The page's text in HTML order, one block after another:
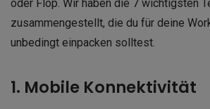
oder Flop. Wir haben die 7 wichtigsten
zusammengestellt, die du für deine
unbedingt einpacken solltest.
1. Mobile Konnektivität